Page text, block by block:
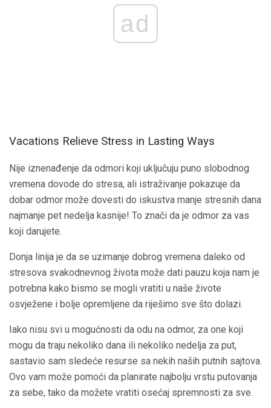
ad
Vacations Relieve Stress in Lasting Ways
Nije iznenađenje da odmori koji uključuju puno slobodnog
vremena dovode do stresa, ali istraživanje pokazuje da
dobar odmor može dovesti do iskustva manje stresnih dana
najmanje pet nedelja kasnije! To znači da je odmor za vas
koji darujete.
Donja linija je da se uzimanje dobrog vremena daleko od
stresova svakodnevnog života može dati pauzu koja nam je
potrebna kako bismo se mogli vratiti u naše živote
osvježene i bolje opremljene da riješimo sve što dolazi.
Iako nisu svi u mogućnosti da odu na odmor, za one koji
mogu da traju nekoliko dana ili nekoliko nedelja za put,
sastavio sam sledeće resurse sa nekih naših putnih sajtova.
Ovo vam može pomoći da planirate najbolju vrstu putovanja
za sebe, tako da možete vratiti osećaj spremnosti za sve.